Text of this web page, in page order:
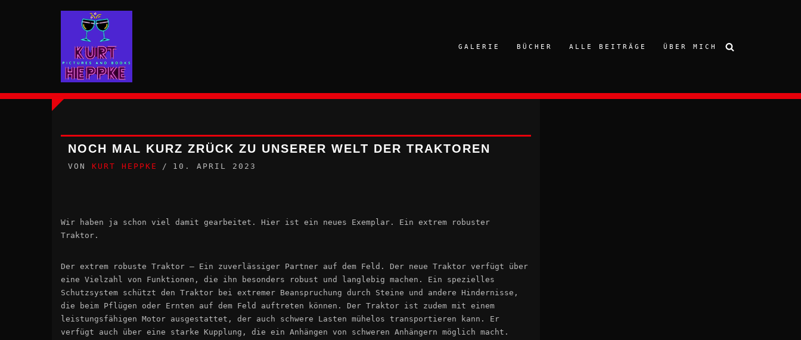
GALERIE BÜCHER ALLE BEITRÄGE ÜBER MICH
NOCH MAL KURZ ZRÜCK ZU UNSERER WELT DER TRAKTOREN
VON KURT HEPPKE 10. APRIL 2023
Wir haben ja schon viel damit gearbeitet. Hier ist ein neues Exemplar. Ein extrem robuster
Traktor.
Der extrem robuste Traktor – Ein zuverlässiger Partner auf dem Feld. Der neue Traktor verfügt über
eine Vielzahl von Funktionen, die ihn besonders robust und langlebig machen. Ein spezielles
Schutzsystem schützt den Traktor bei extremer Beanspruchung durch Steine und andere Hindernisse,
die beim Pflügen oder Ernten auf dem Feld auftreten können. Der Traktor ist zudem mit einem
leistungsfähigen Motor ausgestattet, der auch schwere Lasten mühelos transportieren kann. Er
verfügt auch über eine starke Kupplung, die ein Anhängen von schweren Anhängern möglich macht.